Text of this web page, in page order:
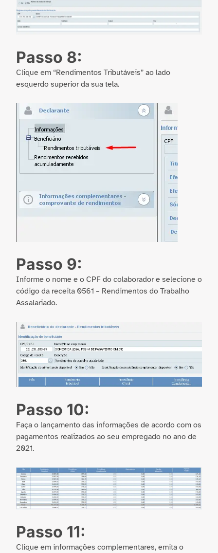
Passo 8:
Clique em “Rendimentos Tributáveis” ao lado
esquerdo superior da sua tela.
Passo 9:
Informe o nome e o CPF do colaborador e selecione o
código da receita 0561 – Rendimentos do Trabalho
Assalariado.
Passo 10:
Faça o lançamento das informações de acordo com os
pagamentos realizados ao seu empregado no ano de
2021.
Passo 11:
Clique em informações complementares, emita o